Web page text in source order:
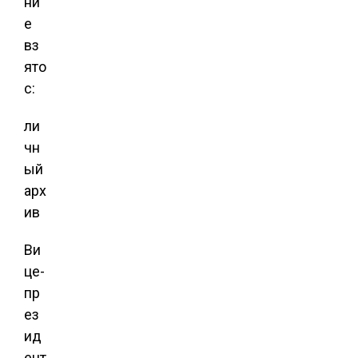
е
вз
ято
с:
ли
чн
ый
арх
ив
Ви
це-
пр
ез
ид